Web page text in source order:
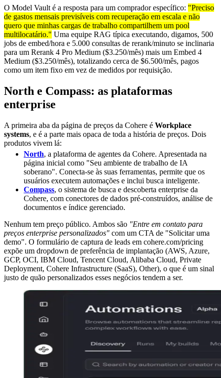
O Model Vault é a resposta para um comprador específico: "Preciso
de gastos mensais previsíveis com recuperação em escala e não
quero que minhas cargas de trabalho compartilhem um pool
multilocatário." Uma equipe RAG típica executando, digamos, 500
jobs de embed/hora e 5.000 consultas de rerank/minuto se inclinaria
para um Rerank 4 Pro Medium ($3.250/mês) mais um Embed 4
Medium ($3.250/mês), totalizando cerca de $6.500/mês, pagos
como um item fixo em vez de medidos por requisição.
North e Compass: as plataformas
enterprise
A primeira aba da página de preços da Cohere é Workplace
systems, e é a parte mais opaca de toda a história de preços. Dois
produtos vivem lá:
North, a plataforma de agentes da Cohere. Apresentada na
página inicial como "Seu ambiente de trabalho de IA
soberano". Conecta-se às suas ferramentas, permite que os
usuários executem automações e inclui busca inteligente.
Compass, o sistema de busca e descoberta enterprise da
Cohere, com conectores de dados pré-construídos, análise de
documentos e índice gerenciado.
Nenhum tem preço público. Ambos são "Entre em contato para
preços enterprise personalizados" com um CTA de "Solicitar uma
demo". O formulário de captura de leads em cohere.com/pricing
expõe um dropdown de preferência de implantação (AWS, Azure,
GCP, OCI, IBM Cloud, Tencent Cloud, Alibaba Cloud, Private
Deployment, Cohere Infrastructure (SaaS), Other), o que é um sinal
justo de quão personalizados esses negócios tendem a ser.